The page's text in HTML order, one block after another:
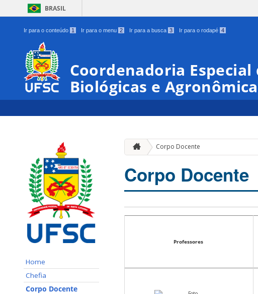
BRASIL
Ir para o conteúdo 1 Ir para o menu 2 Ir para a busca 3 Ir para o rodapé 4
Coordenadoria Especial
Biológicas e
Home
Chefia
Corpo Docente
Corpo Docente
Corpo Docente
Professores